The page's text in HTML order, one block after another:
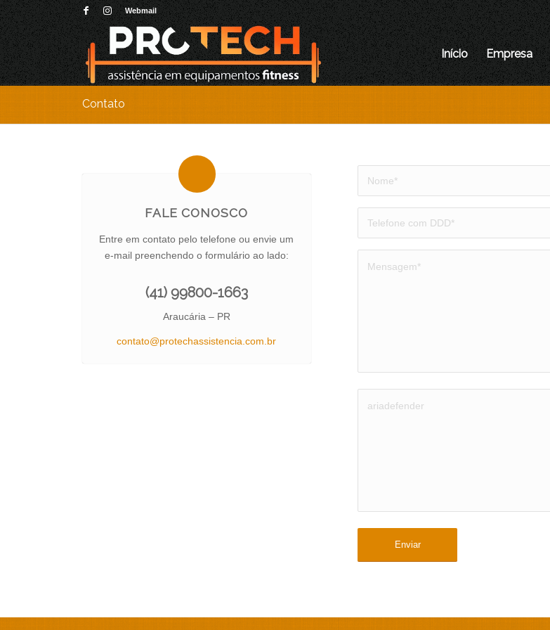
Webmail
Início Empresa
Contato
FALE CONOSCO
Entre em contato pelo telefone ou envie um
e-mail preenchendo o formulário ao lado:
(41) 99800-1663
Araucária – PR
contato@protechassistencia.com.br